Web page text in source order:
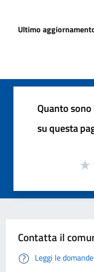
Ultimo
Quanto
su questa
Contatta il
Leggi le